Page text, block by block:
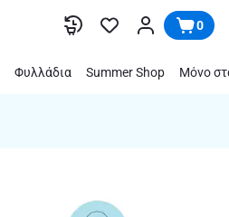
0
Φυλλάδια Summer Shop Μόνο